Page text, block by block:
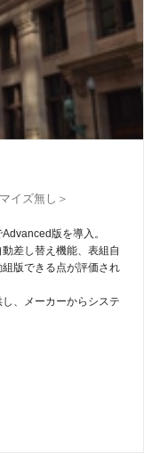
イズ無し＞
版を導入。
差し替え機能、表組自
版できる点が評価され
、メーカーからシステ